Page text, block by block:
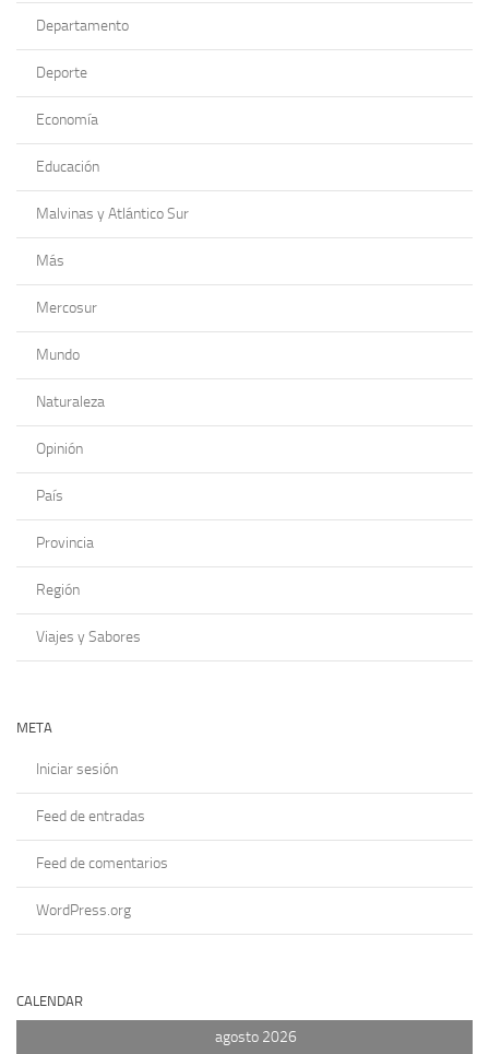
Departamento
Deporte
Economía
Educación
Malvinas y Atlántico Sur
Más
Mercosur
Mundo
Naturaleza
Opinión
País
Provincia
Región
Viajes y Sabores
META
Iniciar sesión
Feed de entradas
Feed de comentarios
WordPress.org
CALENDAR
agosto 2026